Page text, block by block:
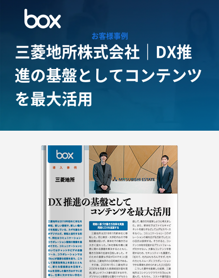
お客様事例
三菱地所株式会社｜DX推
進の基盤としてコンテンツ
を最大活用